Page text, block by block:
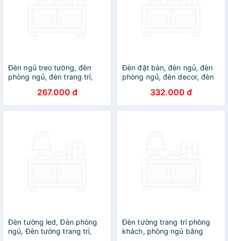
Đèn ngủ treo tường, đèn
phòng ngủ, đèn trang trí,
267.000 đ
Đèn đặt bàn, đèn ngủ, đèn
phòng ngủ, đèn decor, đèn
332.000 đ
Đèn tường led, Đèn phòng
ngủ, Đèn tường trang trí,
Đèn tường trang trí phòng
khách, phòng ngủ bằng